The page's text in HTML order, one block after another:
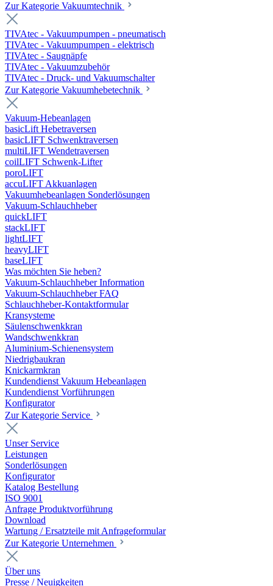
Zur Kategorie Vakuumtechnik
TIVAtec - Vakuumpumpen - pneumatisch
TIVAtec - Vakuumpumpen - elektrisch
TIVAtec - Saugnäpfe
TIVAtec - Vakuumzubehör
TIVAtec - Druck- und Vakuumschalter
Zur Kategorie Vakuumhebetechnik
Vakuum-Hebeanlagen
basicLift Hebetraversen
basicLIFT Schwenktraversen
multiLIFT Wendetraversen
coilLIFT Schwenk-Lifter
poroLIFT
accuLIFT Akkuanlagen
Vakuumhebeanlagen Sonderlösungen
Vakuum-Schlauchheber
quickLIFT
stackLIFT
lightLIFT
heavyLIFT
baseLIFT
Was möchten Sie heben?
Vakuum-Schlauchheber Information
Vakuum-Schlauchheber FAQ
Schlauchheber-Kontaktformular
Kransysteme
Säulenschwenkkran
Wandschwenkkran
Aluminium-Schienensystem
Niedrigbaukran
Knickarmkran
Kundendienst Vakuum Hebeanlagen
Kundendienst Vorführungen
Konfigurator
Zur Kategorie Service
Unser Service
Leistungen
Sonderlösungen
Konfigurator
Katalog Bestellung
ISO 9001
Anfrage Produktvorführung
Download
Wartung / Ersatzteile mit Anfrageformular
Zur Kategorie Unternehmen
Über uns
Presse / Neuigkeiten